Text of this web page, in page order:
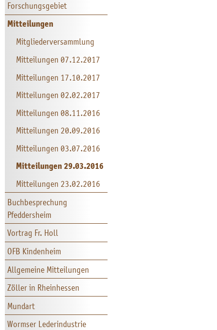
Forschungsgebiet
Mitteilungen
Mitgliederversammlung
Mitteilungen 07.12.2017
Mitteilungen 17.10.2017
Mitteilungen 02.02.2017
Mitteilungen 08.11.2016
Mitteilungen 20.09.2016
Mitteilungen 03.07.2016
Mitteilungen 29.03.2016
Mitteilungen 23.02.2016
Buchbesprechung
Pfeddersheim
Vortrag Fr. Holl
OFB Kindenheim
Allgemeine Mitteilungen
Zöller in Rheinhessen
Mundart
Wormser Lederindustrie